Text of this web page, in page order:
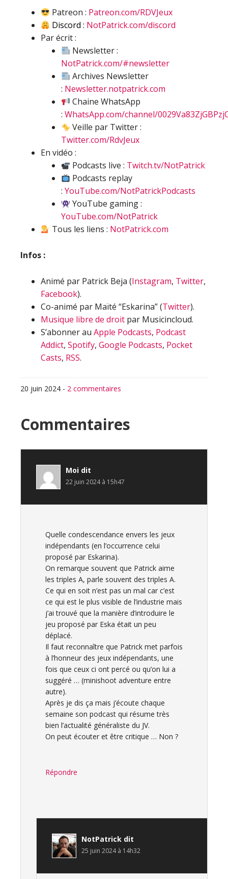
Patreon : Patreon.com/RDVJeux
Discord : NotPatrick.com/discord
Par écrit :
Newsletter :
NotPatrick.com/#newsletter
Archives Newsletter
: Newsletter.notpatrick.com
Chaine WhatsApp
: WhatsApp.com/channel/
Veille par Twitter :
Twitter.com/RdvJeux
En vidéo :
Podcasts live : Twitch.tv/NotPatrick
Podcasts replay
: YouTube.com/NotPatrickPodcasts
YouTube gaming :
YouTube.com/NotPatrick
Tous les liens : NotPatrick.com
Infos :
Animé par Patrick Beja (Instagram, Twitter,
Facebook).
Co-animé par Maïté “Eskarina” (Twitter).
Musique libre de droit par Musicincloud.
S’abonner au Apple Podcasts, Podcast
Addict, Spotify, Google Podcasts, Pocket
Casts, RSS.
20 juin 2024 - 2 commentaires
Interactions
du
lecteur
Commentaires
Moi dit
22 juin 2024 à 15h47
Quelle condescendance envers les jeux
indépendants (en l’occurrence celui
proposé par Eskarina).
On remarque souvent que Patrick aime
les triples A, parle souvent des triples A.
Ce qui en soit n’est pas un mal car c’est
ce qui est le plus visible de l’industrie mais
j’ai trouvé que la manière d’introduire le
jeu proposé par Eska était un peu
déplacé.
Il faut reconnaître que Patrick met parfois
à l’honneur des jeux indépendants, une
fois que ceux ci ont percé ou qu’on lui a
suggéré … (minishoot adventure entre
autre).
Après je dis ça mais j’écoute chaque
semaine son podcast qui résume très
bien l’actualité généraliste du JV.
On peut écouter et être critique … Non ?
Répondre
NotPatrick dit
25 juin 2024 à 14h32